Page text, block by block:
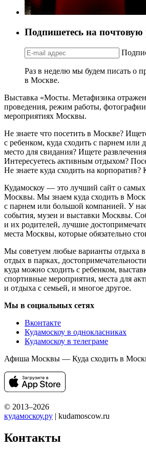
Подпишетесь на почтовую
Раз в неделю мы будем писать о
в Москве.
Выставка «Мосты. Метафизика
проведения, режим работы,
мероприятиях Москвы.
Не знаете что посетить в Москве?
с ребенком, куда сходить с парнем или
место для свидания? Ищете
Интересуетесь активным отдыхом?
Не знаете куда сходить на
Кудамоскоу — это лучший сайт о
Москвы. Мы знаем куда сходить в
с парнем или большой компанией. У
события, музеи и выставки Москвы.
и их родителей, лучшие
места Москвы, которые обязательно
Мы советуем любые варианты отдыха
отдых в парках,
куда можно сходить с ребенком,
спортивные мероприятия, места для
и отдыха с семьей, и многое другое.
Мы в социальных сетях
Вконтакте
Кудамоскоу в однокласниках
Кудамоскоу в телеграме
Афиша Москвы — Куда сходить в
© 2013–2026
кудамоскоу.ру | kudamoscow.ru
Контакты